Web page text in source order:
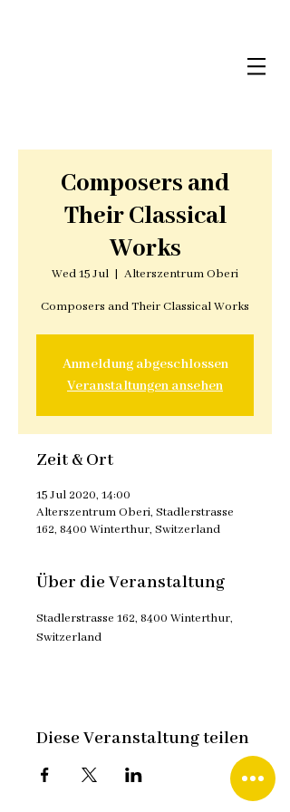
Composers and
Their Classical
Works
Wed 15 Jul
  |
Alterszentrum Oberi
Composers and Their Classical Works
Anmeldung abgeschlossen
Veranstaltungen ansehen
Zeit & Ort
15 Jul 2020, 14:00
Alterszentrum Oberi, Stadlerstrasse
162, 8400 Winterthur, Switzerland
Über die Veranstaltung
Stadlerstrasse 162, 8400 Winterthur,
Switzerland
Diese Veranstaltung teilen